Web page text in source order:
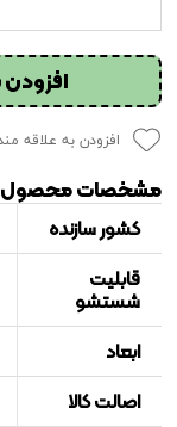
افزودن به علاقه
مشخصات محصول
کشور سازنده
قابلیت
شستشو
ابعاد
اصالت کالا